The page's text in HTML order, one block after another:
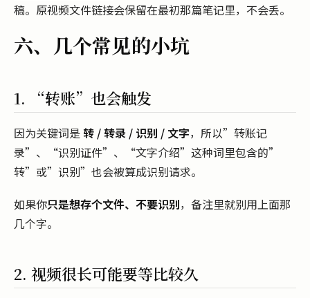
稿。原视频文件链接会保留在最初那篇笔记里，不会丢。
六、几个常见的小坑
1. “转账”也会触发
因为关键词是 转 / 转录 / 识别 / 文字，所以”转账记
录”、“识别证件”、“文字介绍”这种词里包含的”
转”或”识别”也会被算成识别请求。
如果你只是想存个文件、不要识别，备注里就别用上面那
几个字。
2. 视频很长可能要等比较久